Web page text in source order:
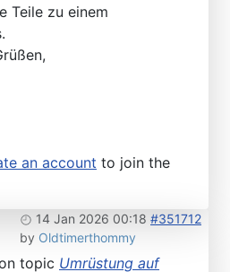
Teile zu einem
an account to join the
14 Jan 2026 00:18 #351712
by Oldtimerthommy
topic Umrüstung auf